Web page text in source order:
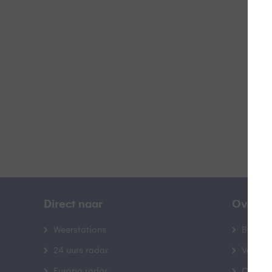
Direct naar
Weerstations
24 uurs radar
Over